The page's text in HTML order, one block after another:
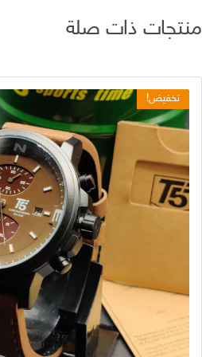
منتجات ذات صلة
تخفيض!